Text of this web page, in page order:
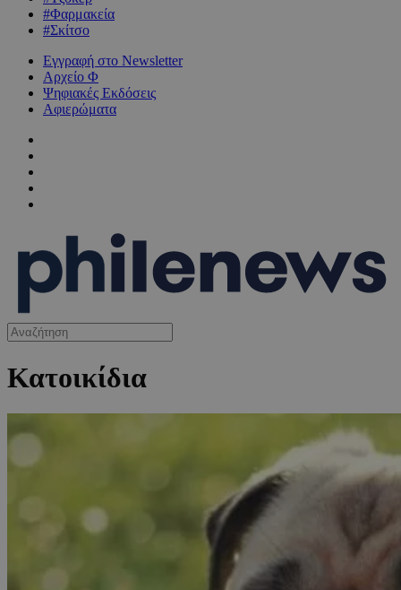
#Φαρμακεία
#Σκίτσο
Εγγραφή στο Newsletter
Αρχείο Φ
Ψηφιακές Εκδόσεις
Αφιερώματα
Κατοικίδια